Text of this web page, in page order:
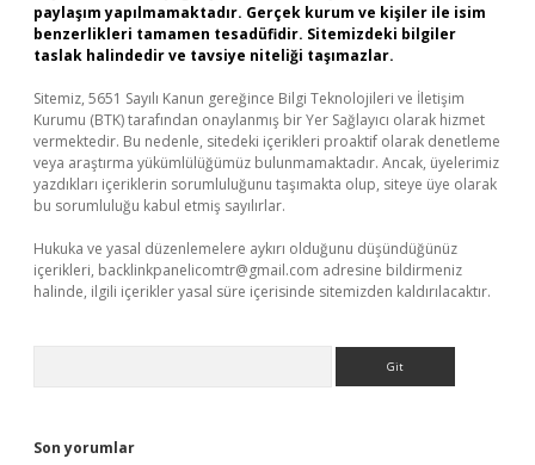
paylaşım yapılmamaktadır. Gerçek kurum ve kişiler ile isim
benzerlikleri tamamen tesadüfidir. Sitemizdeki bilgiler
taslak halindedir ve tavsiye niteliği taşımazlar.
Sitemiz, 5651 Sayılı Kanun gereğince Bilgi Teknolojileri ve İletişim
Kurumu (BTK) tarafından onaylanmış bir Yer Sağlayıcı olarak hizmet
vermektedir. Bu nedenle, sitedeki içerikleri proaktif olarak denetleme
veya araştırma yükümlülüğümüz bulunmamaktadır. Ancak, üyelerimiz
yazdıkları içeriklerin sorumluluğunu taşımakta olup, siteye üye olarak
bu sorumluluğu kabul etmiş sayılırlar.
Hukuka ve yasal düzenlemelere aykırı olduğunu düşündüğünüz
içerikleri, backlinkpanelicomtr@gmail.com adresine bildirmeniz
halinde, ilgili içerikler yasal süre içerisinde sitemizden kaldırılacaktır.
Son yorumlar